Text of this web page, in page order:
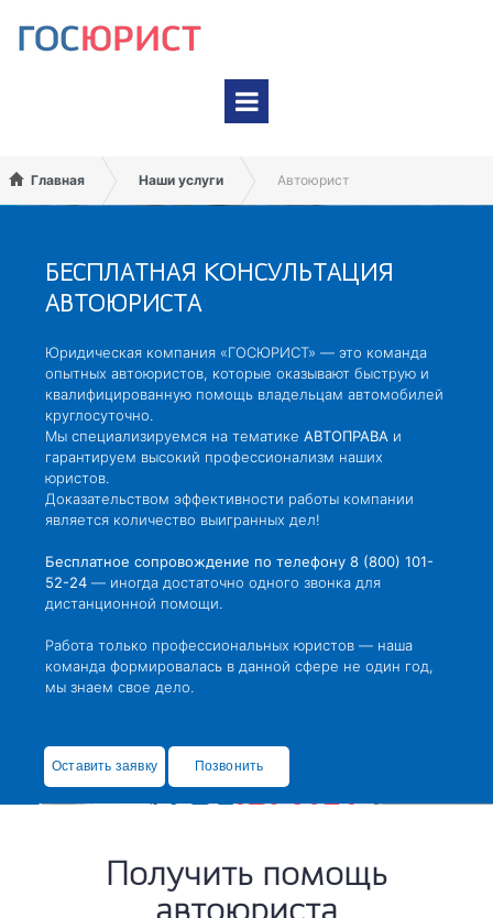
На карте Google
На карте Яндекс
Главная Наши услуги Автоюрист
БЕСПЛАТНАЯ КОНСУЛЬТАЦИЯ
АВТОЮРИСТА
Юридическая компания «ГОСЮРИСТ» — это команда
опытных автоюристов, которые оказывают быструю и
квалифицированную помощь владельцам автомобилей
круглосуточно.
Мы специализируемся на тематике АВТОПРАВА и
гарантируем высокий профессионализм наших
юристов.
Доказательством эффективности работы компании
является количество выигранных дел!
Бесплатное сопровождение по телефону 8 (800) 101-
52-24 — иногда достаточно одного звонка для
дистанционной помощи.
Работа только профессиональных юристов — наша
команда формировалась в данной сфере не один год,
мы знаем свое дело.
Оставить заявку Позвонить
Получить помощь